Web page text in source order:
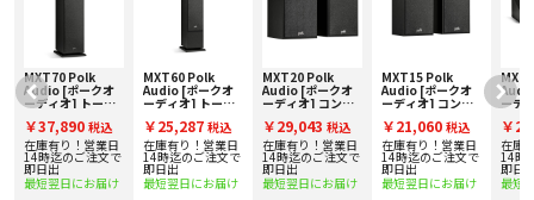
• 音質への影響が小さく、見た目にもクリーンなグリル
■ 仕様
〇 トランスデューサー
・ 2.5cm テリレン ドーム トゥイーター
・ 13cm バイ・ラミネート・コンポジット・ウーファー × 2
〇 エンクロージャー形式 リア・バスレフ型
〇 再生周波数範囲 55Hz–40kHz
〇 インピーダンス 4Ω
〇 感度 (2.83V/1m) 89dB
MXT70 Polk
Audio [ポークオ
ーディオ] トール
[1台] 下取り査定
額20%アップ実施
中！
￥37,890 税込
在庫有り！営業日
14時迄のご注文で
即日出
最短翌日にお届け
MXT60 Polk
Audio [ポークオ
ーディオ] トール
[1台] 下取り査定
額20%アップ実施
中！
￥25,287 税込
在庫有り！営業日
14時迄のご注文で
即日出
最短翌日にお届け
MXT20 Polk
Audio [ポークオ
ーディオ] コンパ
フスピーカー [ペ
ア] 下取り査定額
20%アップ実施
中！
￥29,043 税込
在庫有り！営業日
14時迄のご注文で
即日出
最短翌日にお届け
MXT15 Polk
Audio [ポークオ
ーディオ] コンパ
フスピーカー [ペ
ア] 下取り査定額
20%アップ実施
中！
￥21,060 税込
在庫有り！営業日
14時迄のご注文で
即日出
最短翌日にお届け
ーデ
[1ペ
定額
施中
￥
在庫
14時
即日
最短